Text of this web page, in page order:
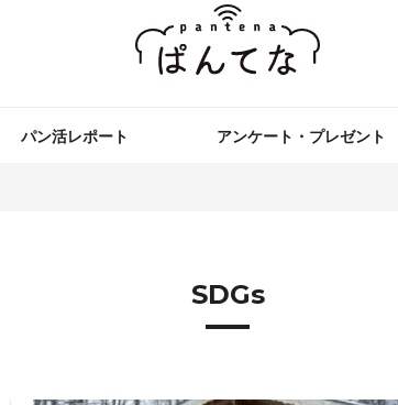
パン活レポート アンケート・プレゼント
SDGs